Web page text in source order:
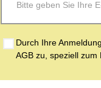
Durch Ihre
AGB zu, speziell zum